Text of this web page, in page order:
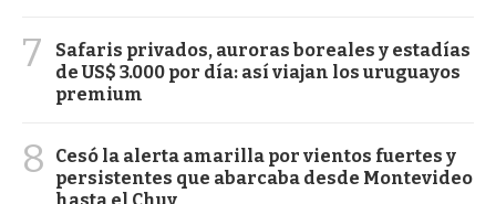
7
Safaris privados, auroras boreales y estadías
de US$ 3.000 por día: así viajan los uruguayos
premium
8
Cesó la alerta amarilla por vientos fuertes y
persistentes que abarcaba desde Montevideo